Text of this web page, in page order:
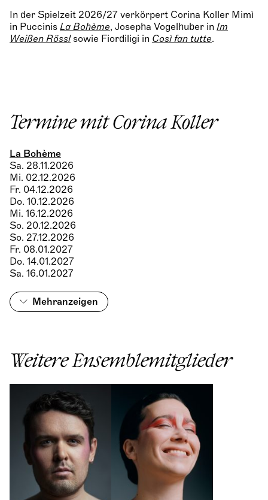
In der Spielzeit 2026/27 verkörpert Corina Koller Mimì
in Puccinis La Bohème, Josepha Vogelhuber in Im
Weißen Rösslsowie Fiordiligi in Così fan tutte.
Termine mit Corina Koller
La Bohème
Sa. 28.11.2026
Mi. 02.12.2026
Fr. 04.12.2026
Do. 10.12.2026
Mi. 16.12.2026
So. 20.12.2026
So. 27.12.2026
Fr. 08.01.2027
Do. 14.01.2027
Sa. 16.01.2027
Mehranzeigen
Weitere Ensemblemitglieder